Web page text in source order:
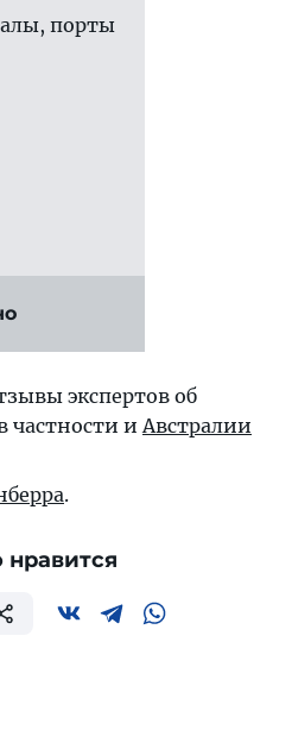
порты
экспертов об
частности иАвстралии
.
нравится